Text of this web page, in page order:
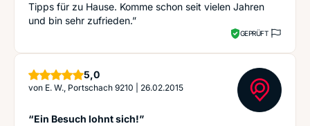
Tipps für zu Hause. Komme schon seit vielen Jahren
und bin sehr zufrieden.”
GEPRÜFT
5,0Sterne
von E. W., Portschach 9210 26.02.2015
“Ein Besuch lohnt sich!”